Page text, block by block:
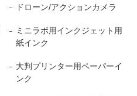
ドローン/アクションカメラ
ミニラボ用インクジェット用
紙インク
大判プリンター用ペーパーイ
ンク